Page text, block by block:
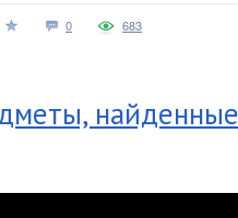
0 683